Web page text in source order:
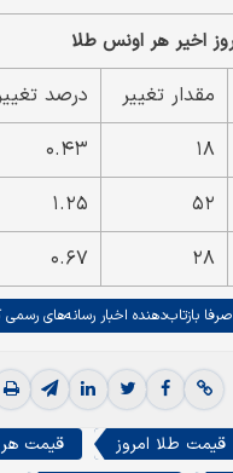
مقدار تغییر درصد
۱۸ ۰.۴۳
۵۲ ۱.۲۵
۲۸ ۰.۶۷
صرفا بازتاب‌دهنده اخبار رسانه‌های
قیمت طلا امروز
قیمت